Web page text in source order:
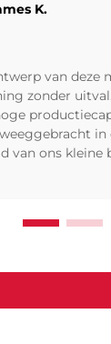
K.
van deze
zonder
in
van ons kleine